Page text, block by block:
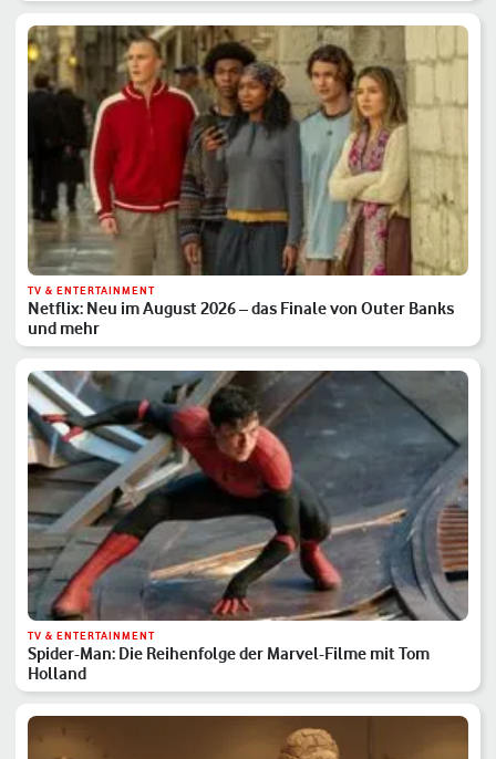
TV & ENTERTAINMENT
Netflix: Neu im August 2026 – das Finale von Outer Banks
und mehr
TV & ENTERTAINMENT
Spider-Man: Die Reihenfolge der Marvel-Filme mit Tom
Holland